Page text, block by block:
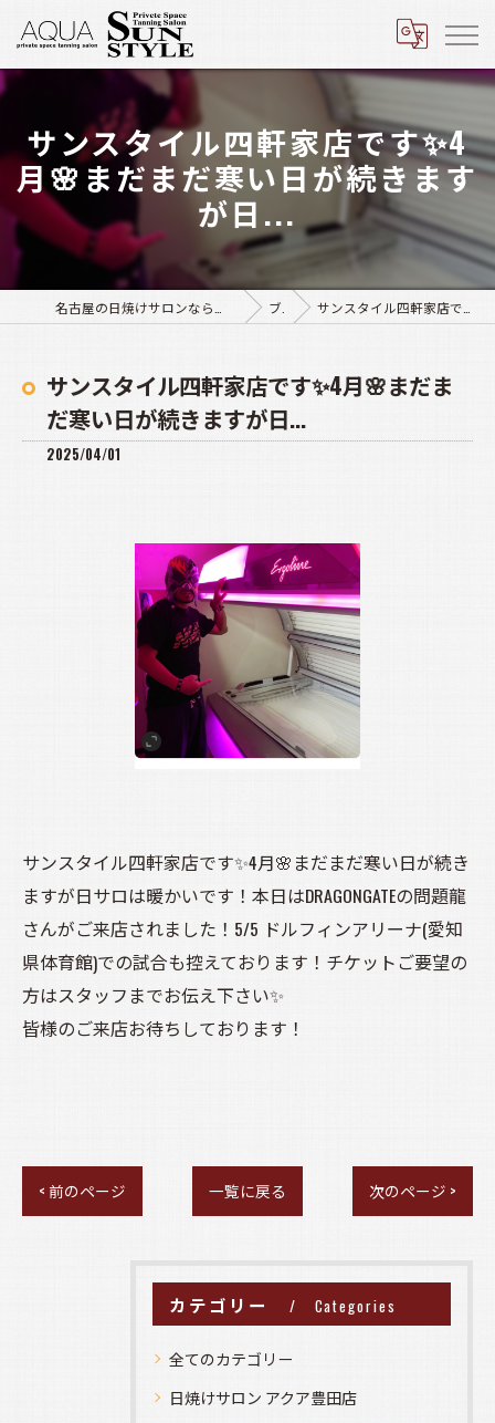
サンスタイル四軒家店です✨4
月🌸まだまだ寒い日が続きます
が日...
ブログ サンスタイル四軒家店です✨4月🌸まだまだ寒い日が続きますが日...
サンスタイル四軒家店です✨4月🌸まだま
だ寒い日が続きますが日...
2025/04/01
サンスタイル四軒家店です✨4月🌸まだまだ寒い日が続き
ますが日サロは暖かいです！本日はDRAGONGATEの問題龍
さんがご来店されました！5/5 ドルフィンアリーナ(愛知
県体育館)での試合も控えております！チケットご要望の
方はスタッフまでお伝え下さい✨
皆様のご来店お待ちしております！
< 前のページ 一覧に戻る 次のページ >
カテゴリー Categories
全てのカテゴリー
日焼けサロン アクア豊田店